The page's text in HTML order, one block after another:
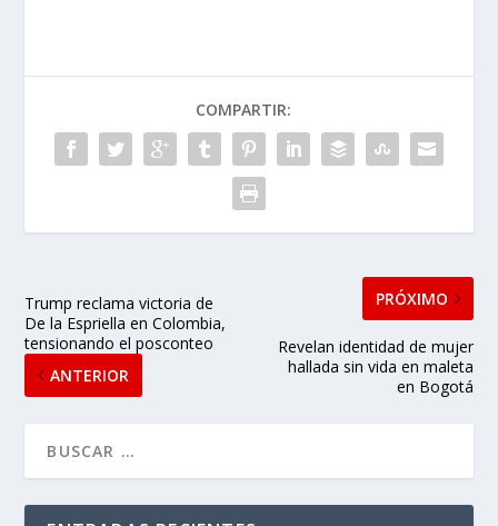
COMPARTIR:
Trump reclama victoria de
De la Espriella en Colombia,
tensionando el posconteo
ANTERIOR
PRÓXIMO
Revelan identidad de mujer
hallada sin vida en maleta
en Bogotá